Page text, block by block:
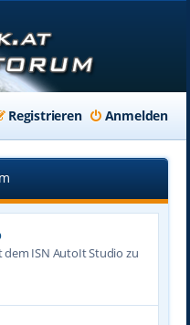
Anmelden
Registrieren
dem ISN AutoIt Studio zu